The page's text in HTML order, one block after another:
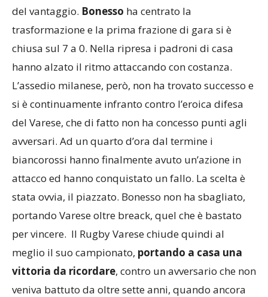
del vantaggio. Bonesso ha centrato la
trasformazione e la prima frazione di gara si è
chiusa sul 7 a 0. Nella ripresa i padroni di casa
hanno alzato il ritmo attaccando con costanza.
L’assedio milanese, però, non ha trovato successo e
si è continuamente infranto contro l’eroica difesa
del Varese, che di fatto non ha concesso punti agli
avversari. Ad un quarto d’ora dal termine i
biancorossi hanno finalmente avuto un’azione in
attacco ed hanno conquistato un fallo. La scelta è
stata ovvia, il piazzato. Bonesso non ha sbagliato,
portando Varese oltre breack, quel che è bastato
per vincere. Il Rugby Varese chiude quindi al
meglio il suo campionato, portando a casa una
vittoria da ricordare, contro un avversario che non
veniva battuto da oltre sette anni, quando ancora